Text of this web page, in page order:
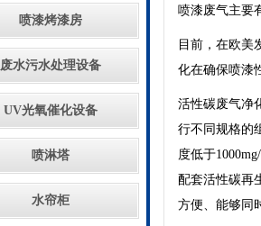
喷漆烤漆房
废水污水处理设备
UV光氧催化设备
喷淋塔
水帘柜
喷漆废气主要
目前，在欧美
化在确保喷漆
活性碳废气净
行不同规格的
度低于
配套活性碳再
方便、能够同